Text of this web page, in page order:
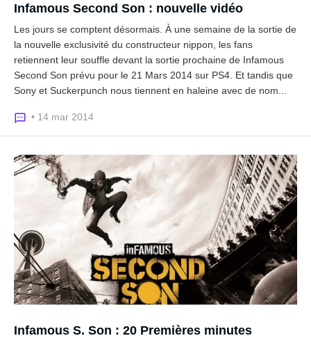
Infamous Second Son : nouvelle vidéo
Les jours se comptent désormais. À une semaine de la sortie de
la nouvelle exclusivité du constructeur nippon, les fans
retiennent leur souffle devant la sortie prochaine de Infamous
Second Son prévu pour le 21 Mars 2014 sur PS4. Et tandis que
Sony et Suckerpunch nous tiennent en haleine avec de nom...
• 14 mar 2014
Infamous S. Son : 20 Premières minutes